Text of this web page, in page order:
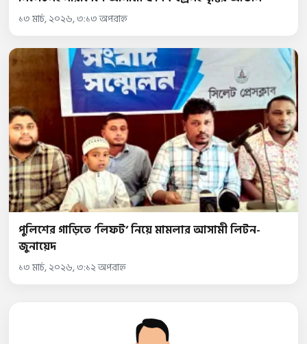
১৩ মার্চ, ২০২৬, ৩:১৩ অপরাহ্ন
পুলিশের গাড়িতে ‘লিফট’ নিয়ে মামলার আসামী লিটন-
জুনায়েদ
১৩ মার্চ, ২০২৬, ৩:১২ অপরাহ্ন